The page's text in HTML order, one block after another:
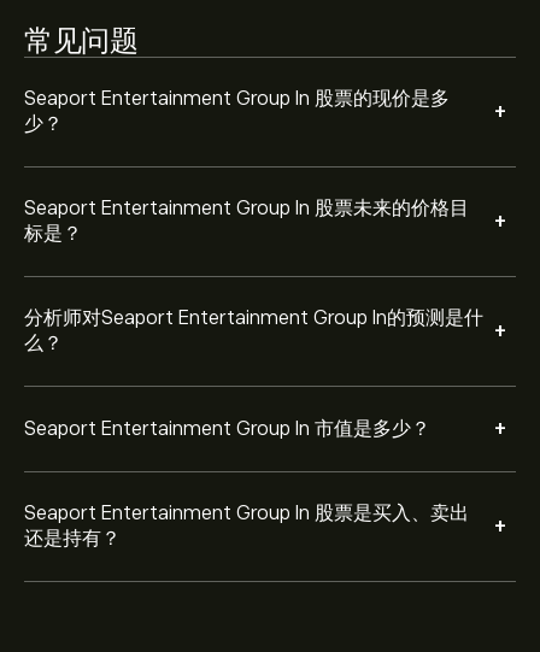
常见问题
Seaport Entertainment Group In 股票的现价是多
少？
+
Seaport Entertainment Group In 股票未来的价格目
标是？
+
分析师对Seaport Entertainment Group In的预测是什
么？
+
Seaport Entertainment Group In 市值是多少？ +
Seaport Entertainment Group In 股票是买入、卖出
还是持有？
+
根据 1 位分析师在过去三个月对 SEG 的建议，总体共识是
适度买入。